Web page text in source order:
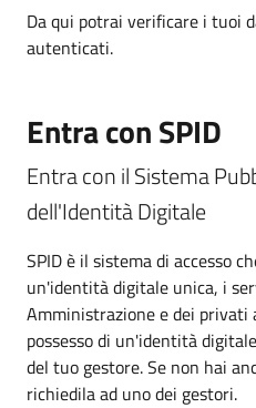
Da qui potrai verificare i tuoi
autenticati.
Entra con SPID
Entra con il Sistema
dell'Identità Digitale
SPID è il sistema di accesso
un'identità digitale unica, i
Amministrazione e dei privati
possesso di un'identità
del tuo gestore. Se non hai
richiedila ad uno dei gestori.